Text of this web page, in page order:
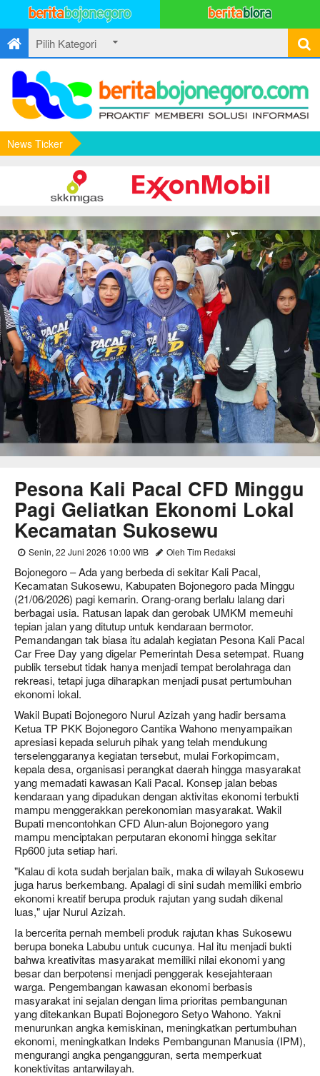
News Ticker
Pesona Kali Pacal CFD Minggu
Pagi Geliatkan Ekonomi Lokal
Kecamatan Sukosewu
Senin, 22 Juni 2026 10:00 WIB Oleh Tim Redaksi
Bojonegoro – Ada yang berbeda di sekitar Kali Pacal,
Kecamatan Sukosewu, Kabupaten Bojonegoro pada Minggu
(21/06/2026) pagi kemarin. Orang-orang berlalu lalang dari
berbagai usia. Ratusan lapak dan gerobak UMKM memeuhi
tepian jalan yang ditutup untuk kendaraan bermotor.
Pemandangan tak biasa itu adalah kegiatan Pesona Kali Pacal
Car Free Day yang digelar Pemerintah Desa setempat. Ruang
publik tersebut tidak hanya menjadi tempat berolahraga dan
rekreasi, tetapi juga diharapkan menjadi pusat pertumbuhan
ekonomi lokal.
Wakil Bupati Bojonegoro Nurul Azizah yang hadir bersama
Ketua TP PKK Bojonegoro Cantika Wahono menyampaikan
apresiasi kepada seluruh pihak yang telah mendukung
terselenggaranya kegiatan tersebut, mulai Forkopimcam,
kepala desa, organisasi perangkat daerah hingga masyarakat
yang memadati kawasan Kali Pacal. Konsep jalan bebas
kendaraan yang dipadukan dengan aktivitas ekonomi terbukti
mampu menggerakkan perekonomian masyarakat. Wakil
Bupati mencontohkan CFD Alun-alun Bojonegoro yang
mampu menciptakan perputaran ekonomi hingga sekitar
Rp600 juta setiap hari.
"Kalau di kota sudah berjalan baik, maka di wilayah Sukosewu
juga harus berkembang. Apalagi di sini sudah memiliki embrio
ekonomi kreatif berupa produk rajutan yang sudah dikenal
luas," ujar Nurul Azizah.
Ia bercerita pernah membeli produk rajutan khas Sukosewu
berupa boneka Labubu untuk cucunya. Hal itu menjadi bukti
bahwa kreativitas masyarakat memiliki nilai ekonomi yang
besar dan berpotensi menjadi penggerak kesejahteraan
warga. Pengembangan kawasan ekonomi berbasis
masyarakat ini sejalan dengan lima prioritas pembangunan
yang ditekankan Bupati Bojonegoro Setyo Wahono. Yakni
menurunkan angka kemiskinan, meningkatkan pertumbuhan
ekonomi, meningkatkan Indeks Pembangunan Manusia (IPM),
mengurangi angka pengangguran, serta memperkuat
konektivitas antarwilayah.